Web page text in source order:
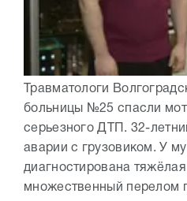
Травматологи
больницы №25 спасли
серьезного ДТП. 32-
аварии с грузовиком. У
диагностирована
множественный перелом